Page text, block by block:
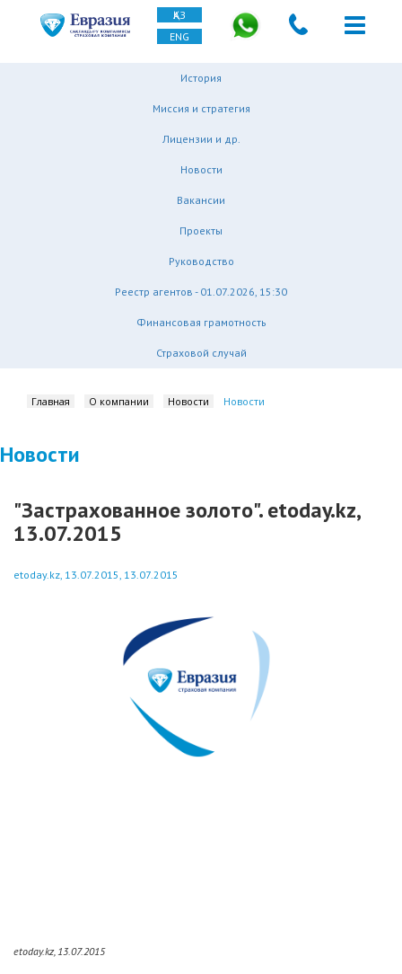
ҚАЗ
ENG
История
Миссия и стратегия
Лицензии и др.
Новости
Вакансии
Проекты
Руководство
Реестр агентов - 01.07.2026, 15:30
Финансовая грамотность
Страховой случай
Главная О компании Новости Новости
Новости
"Застрахованное золото". etoday.kz,
13.07.2015
etoday.kz, 13.07.2015, 13.07.2015
etoday.kz, 13.07.2015